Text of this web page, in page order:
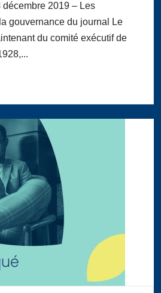
2019 – Les
gouvernance du journal Le
du comité exécutif de